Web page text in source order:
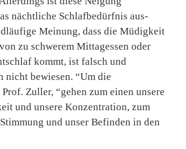
nächtliche Schlafbedürfnis aus­
Mei­nung, dass die Müdigkeit
zu schwerem Mittagessen oder
kommt, ist falsch und
nicht be­wiesen. “Um die
Zuller, “gehen zum einen unsere
und unsere Konzentration, zum
und unser Befinden in den